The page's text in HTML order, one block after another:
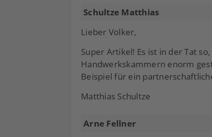
Schultze Matthias
Lieber Volker,
Super Artikel! Es ist in der Tat
Handwerkskammern enorm
Beispiel für ein
Matthias Schultze
Arne Fellner